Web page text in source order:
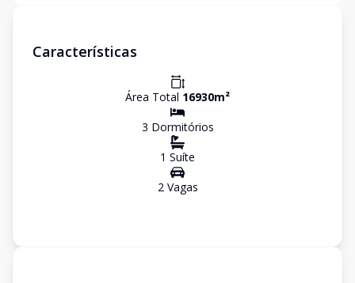
Características
Área Total 16930m²
3 Dormitórios
1 Suíte
2Vagas